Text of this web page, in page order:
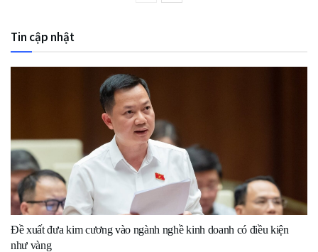
Tin cập nhật
Đề xuất đưa kim cương vào ngành nghề kinh doanh có điều kiện
như vàng